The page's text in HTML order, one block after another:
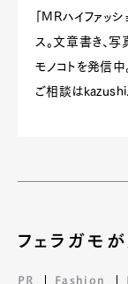
「MRハイファッ
ス。文章書き、写
モノコトを発信中
ご相談は
フェラガモ
PR Fashion